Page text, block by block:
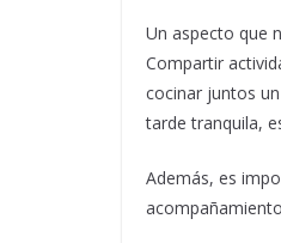
Un aspecto que
Compartir
cocinar juntos
tarde tranquila,
Además, es